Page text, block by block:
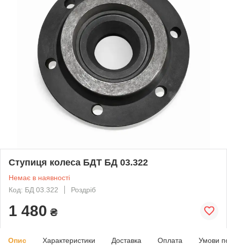
Ступиця колеса БДТ БД 03.322
Немає в наявності
Код: БД 03.322
Роздріб
1 480 ₴
Опис Характеристики Доставка Оплата Умови